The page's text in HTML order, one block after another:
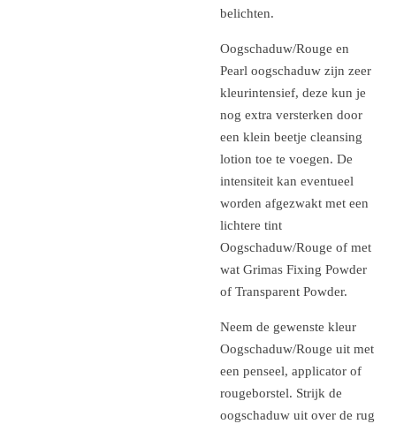
belichten.
Oogschaduw/Rouge en
Pearl oogschaduw zijn zeer
kleurintensief, deze kun je
nog extra versterken door
een klein beetje cleansing
lotion toe te voegen. De
intensiteit kan eventueel
worden afgezwakt met een
lichtere tint
Oogschaduw/Rouge of met
wat Grimas Fixing Powder
of Transparent Powder.
Neem de gewenste kleur
Oogschaduw/Rouge uit met
een penseel, applicator of
rougeborstel. Strijk de
oogschaduw uit over de rug